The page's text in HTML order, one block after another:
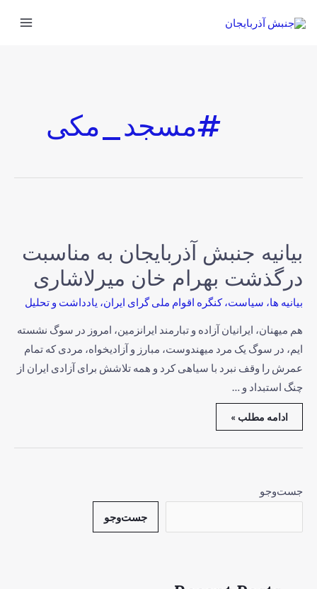
#مسجد_مکی
بیانیه جنبش آذربایجان به مناسبت
درگذشت بهرام خان میرلاشاری
بیانیه ها، سیاست،کنگره اقوام ملی گرای ایران، یادداشت و تحلیل
هم میهنان، ایرانیان آزاده و تبارمند ایرانزمین، امروز در سوگ نشسته
ایم، در سوگ یک مرد میهندوست، مبارز و آزادیخواه، مردی که تمام
عمرش را وقف نبرد با سیاهی کرد و همه تلاشش برای آزادی ایران از
چنگ استبداد و …
ادامه مطلب »
جست‌وجو
جست‌وجو